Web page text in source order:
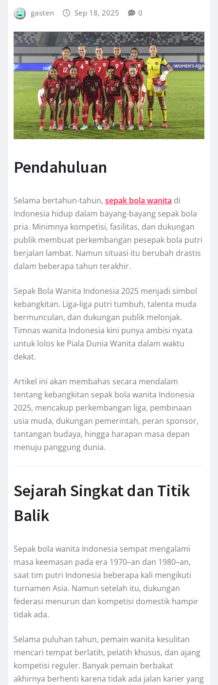
gasten Sep 18, 2025 0
Pendahuluan
Selama bertahun-tahun, sepak bola wanita di
Indonesia hidup dalam bayang-bayang sepak bola
pria. Minimnya kompetisi, fasilitas, dan dukungan
publik membuat perkembangan pesepak bola putri
berjalan lambat. Namun situasi itu berubah drastis
dalam beberapa tahun terakhir.
Sepak Bola Wanita Indonesia 2025 menjadi simbol
kebangkitan. Liga-liga putri tumbuh, talenta muda
bermunculan, dan dukungan publik melonjak.
Timnas wanita Indonesia kini punya ambisi nyata
untuk lolos ke Piala Dunia Wanita dalam waktu
dekat.
Artikel ini akan membahas secara mendalam
tentang kebangkitan sepak bola wanita Indonesia
2025, mencakup perkembangan liga, pembinaan
usia muda, dukungan pemerintah, peran sponsor,
tantangan budaya, hingga harapan masa depan
menuju panggung dunia.
Sejarah Singkat dan Titik
Balik
Sepak bola wanita Indonesia sempat mengalami
masa keemasan pada era 1970–an dan 1980–an,
saat tim putri Indonesia beberapa kali mengikuti
turnamen Asia. Namun setelah itu, dukungan
federasi menurun dan kompetisi domestik hampir
tidak ada.
Selama puluhan tahun, pemain wanita kesulitan
mencari tempat berlatih, pelatih khusus, dan ajang
kompetisi reguler. Banyak pemain berbakat
akhirnya berhenti karena tidak ada jalan karier yang